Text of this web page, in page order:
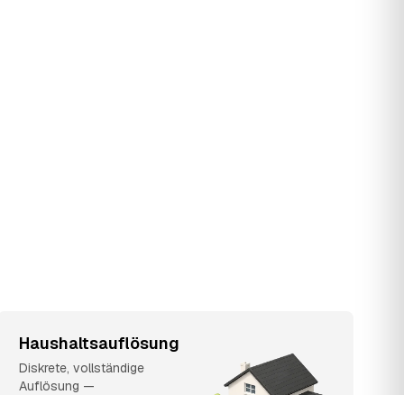
Haushaltsauflösung
Diskrete, vollständige
Auflösung —